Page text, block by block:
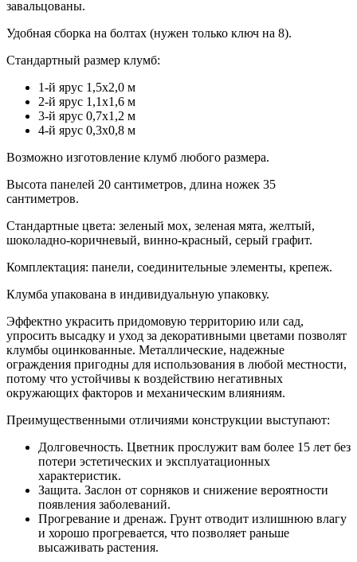
завальцованы.
Удобная сборка на болтах (нужен только ключ на 8).
Стандартный размер клумб:
1-й ярус 1,5х2,0 м
2-й ярус 1,1х1,6 м
3-й ярус 0,7х1,2 м
4-й ярус 0,3х0,8 м
Возможно изготовление клумб любого размера.
Высота панелей 20 сантиметров, длина ножек 35
сантиметров.
Стандартные цвета: зеленый мох, зеленая мята, желтый,
шоколадно-коричневый, винно-красный, серый графит.
Комплектация: панели, соединительные элементы, крепеж.
Клумба упакована в индивидуальную упаковку.
Эффектно украсить придомовую территорию или сад,
упросить высадку и уход за декоративными цветами позволят
клумбы оцинкованные. Металлические, надежные
ограждения пригодны для использования в любой местности,
потому что устойчивы к воздействию негативных
окружающих факторов и механическим влияниям.
Преимущественными отличиями конструкции выступают:
Долговечность. Цветник прослужит вам более 15 лет без
потери эстетических и эксплуатационных
характеристик.
Защита. Заслон от сорняков и снижение вероятности
появления заболеваний.
Прогревание и дренаж. Грунт отводит излишнюю влагу
и хорошо прогревается, что позволяет раньше
высаживать растения.